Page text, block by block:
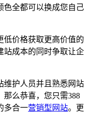
色全都可以换成您自己
低价格获取更高价值的
站成本的同时争取让企
维护人员并且熟悉网站
那么恭喜，您只需388
多合一营销型网站。更